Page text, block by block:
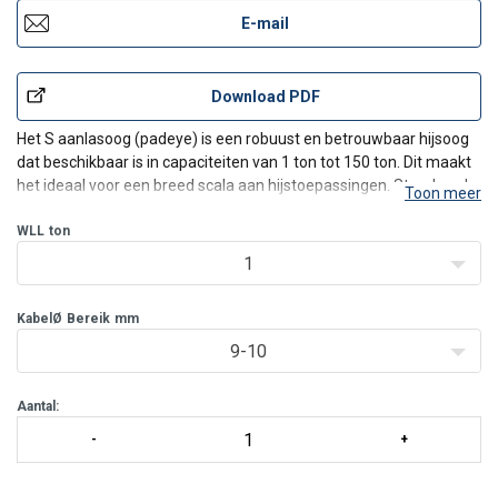
E-mail
Download PDF
Het S aanlasoog (padeye) is een robuust en betrouwbaar hijsoog
dat beschikbaar is in capaciteiten van 1 ton tot 150 ton. Dit maakt
het ideaal voor een breed scala aan hijstoepassingen. Standaard
hoogste kwaliteit en veiligheid garandeert. Vo
Toon meer
WLL ton
1
KabelØ Bereik mm
9-10
Aantal: